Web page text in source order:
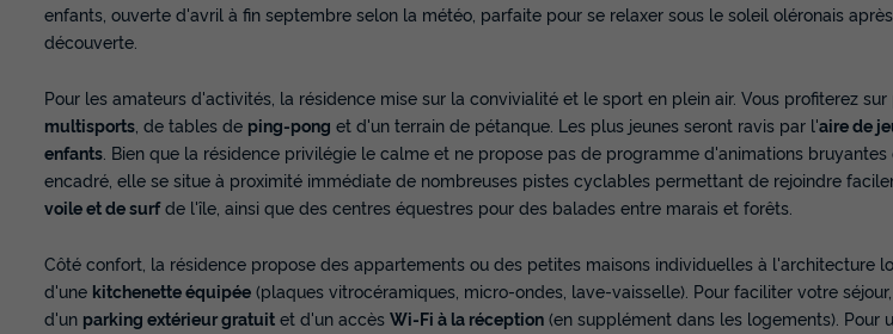
enfants, ouverte d'avril à fin septembre selon la météo, parfaite pour se relaxer sous le soleil oléronais
découverte.
Pour les amateurs d'activités, la résidence mise sur la convivialité et le sport en plein air. Vous profiterez
multisports , de tables de ping-pong et d'un terrain de pétanque. Les plus jeunes seront ravis par l'aire de
enfants . Bien que la résidence privilégie le calme et ne propose pas de programme d'animations
encadré, elle se situe à proximité immédiate de nombreuses pistes cyclables permettant de rejoindre
voile et de surfde l'île, ainsi que des centres équestres pour des balades entre marais et forêts.
Côté confort, la résidence propose des appartements ou des petites maisons individuelles à l'architecture
d'une kitchenette équipée (plaques vitrocéramiques, micro-ondes, lave-vaisselle). Pour faciliter votre
d'un parking extérieur gratuit et d'un accès Wi-Fi à la réception (en supplément dans les logements). Pour